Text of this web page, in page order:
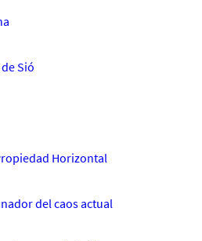
Sió
Horizontal
del caos actual